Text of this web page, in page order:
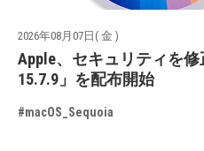
2026年08月07日( 金 )
Apple、セキュリティを修
15.7.9」を配布開始
#macOS_Sequoia